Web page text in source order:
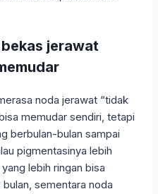
jerawat
noda jerawat “tidak
memudar sendiri, tetapi
berbulan-bulan sampai
pigmentasinya lebih
lebih ringan bisa
sementara noda